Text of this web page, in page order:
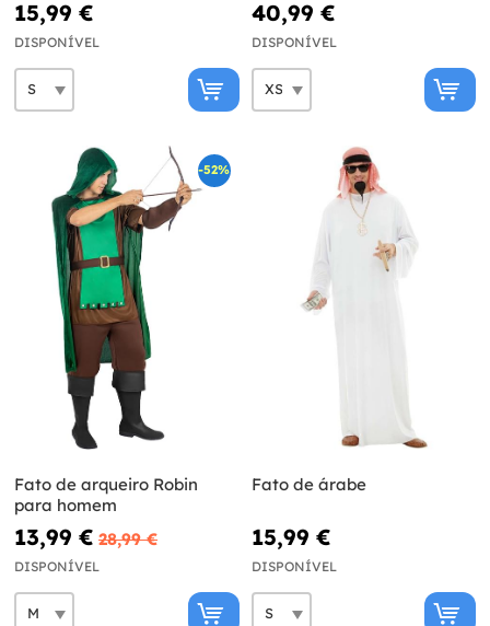
15,99 €
DISPONÍVEL
40,99 €
DISPONÍVEL
-52%
Fato de arqueiro Robin
para homem
13,99 € 28,99 €
DISPONÍVEL
Fato de árabe
15,99 €
DISPONÍVEL